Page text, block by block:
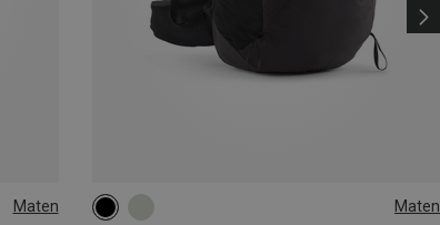
Maten Maten
28L | S